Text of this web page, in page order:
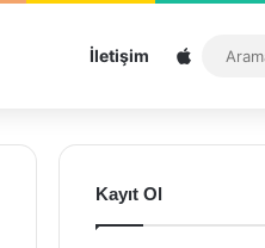
İletişim Sitemap
Kayıt Ol